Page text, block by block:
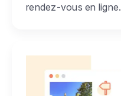
rendez-vous en ligne.